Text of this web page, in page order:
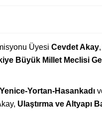
Üyesi Cevdet Akay
Büyük Millet Meclisi
Yenice-Yortan-Hasankadı
Ulaştırma ve Altyapı